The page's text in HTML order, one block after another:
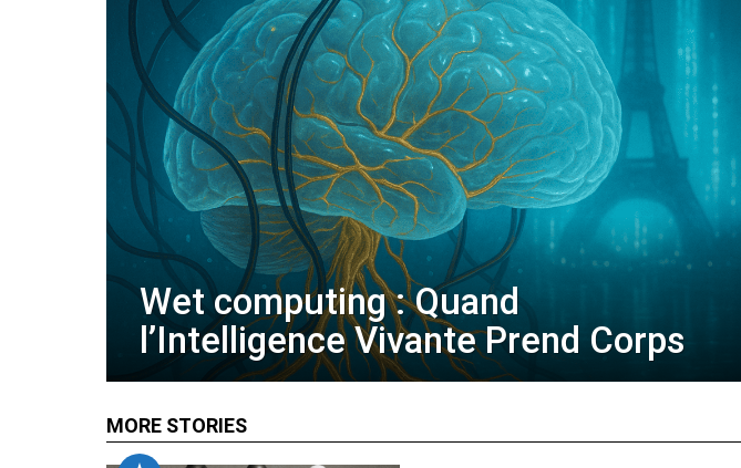
Wet computing : Quand
l’Intelligence Vivante Prend Corps
MORE STORIES